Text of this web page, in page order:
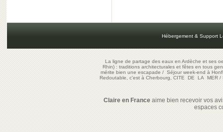
Hébergement & Support
La ligne de partage des eaux en Ardèche et ses
Rhin) : traditions architecturales et fêtes en tous
mérite bien une escapade/Séjour week-end à
Redoutable, c'est à Cherbourg, CITE DE LA MER/
Claire en Franceaime bien recevoir vos
espaces